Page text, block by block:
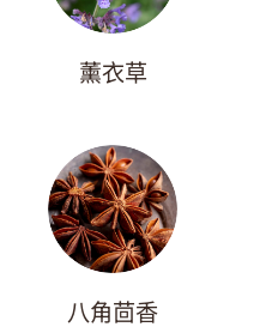
薰衣草
八角茴香